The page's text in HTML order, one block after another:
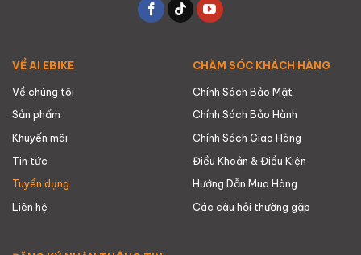
VỀ AI EBIKE
Về chúng tôi
Sản phẩm
Khuyến mãi
Tin tức
Tuyển dụng
Liên hệ
CHĂM SÓC KHÁCH HÀNG
Chính Sách Bảo Mật
Chính Sách Bảo Hành
Chính Sách Giao Hàng
Điều Khoản & Điều Kiện
Hướng Dẫn Mua Hàng
Các câu hỏi thường gặp